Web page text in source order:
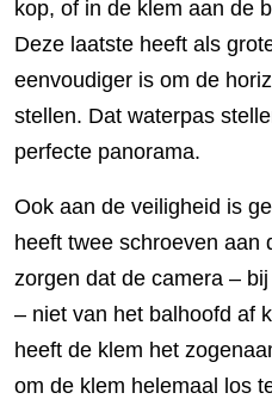
kop, of in de klem aan de
Deze laatste heeft als
eenvoudiger is om de
stellen. Dat waterpas
perfecte panorama.
Ook aan de veiligheid is
heeft twee schroeven aan
zorgen dat de camera –
– niet van het balhoofd af
heeft de klem het
om de klem helemaal los